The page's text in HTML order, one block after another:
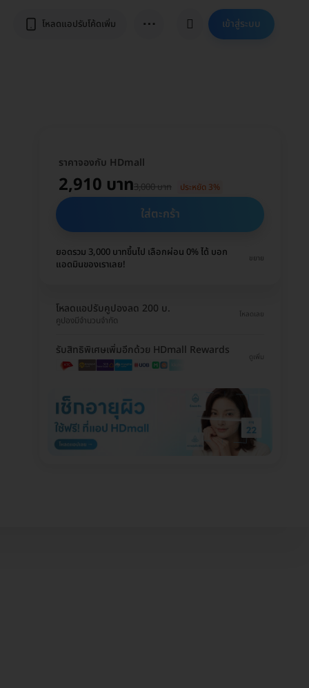
โหลดแอปรับโค้ดเพิ่ม ⋯ เข้าสู่ระบบ
ราคาจองกับ HDmall
2,910 บาท3,000 บาท ประหยัด 3%
ใส่ตะกร้า
ยอดรวม 3,000 บาทขึ้นไป เลือกผ่อน 0% ได้ บอก
แอดมินของเราเลย!
ขยาย
โหลดแอปรับคูปองลด 200 บ.
คูปองมีจำนวนจำกัด
โหลดเลย
รับสิทธิพิเศษเพิ่มอีกด้วย HDmall Rewards
ดูเพิ่ม